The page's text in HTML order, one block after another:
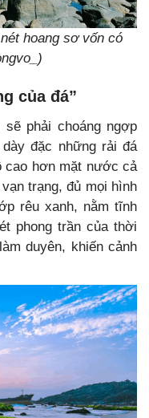
hoang sơ vốn có
của đá”
sẽ phải choáng ngợp
đặc những rải đá
cao hơn mặt nước cả
trạng, đủ mọi hình
rêu xanh, nằm tĩnh
phong trần của thời
duyên, khiến cảnh